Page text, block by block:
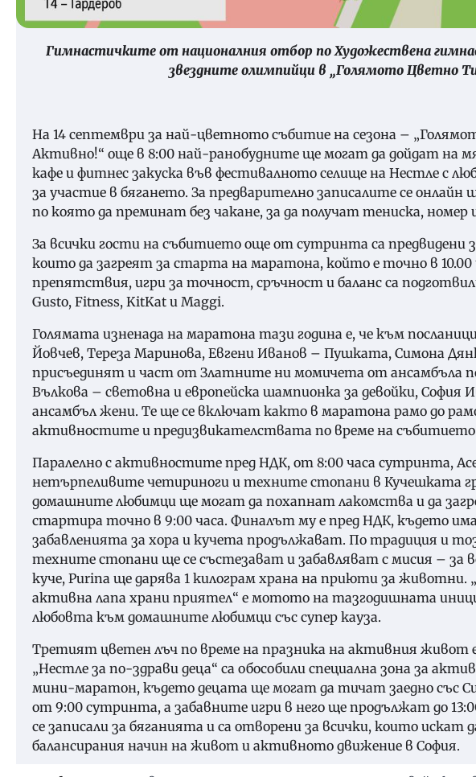
Гимнастичките от националния отбор по Художествена
звездните олимпийци в „Голямото Цветно
На 14 септември за най-цветното събитие на сезона –
Активно!“ още в 8:00 най-ранобудните ще могат да дойдат на
кафе и фитнес закуска във фестивалното селище на Нестле с
за участие в бягането. За предварително записалите се онлайн
по която да преминат без чакане, за да получат тениска, номер
За всички гости на събитието още от сутринта са предвидени
които да загреят за старта на маратона, който е точно в 10.00
препятствия, игри за точност, сръчност и баланс са подготвили
Gusto, Fitness, KitKat и Maggi.
Голямата изненада на маратона тази година е, че към
Йовчев, Тереза Маринова, Евгени Иванов – Пушката, Симона
присъединят и част от Златните ни момичета от ансамбъла
Вълкова – световна и европейска шампионка за девойки,
ансамбъл жени. Те ще се включат както в маратона рамо до
активностите и предизвикателствата по време на
Паралелно с активностите пред НДК, от 8:00 часа сутринта,
нетърпеливите четириноги и техните стопани в Кучешката
домашните любимци ще могат да похапнат лакомства и да
стартира точно в 9:00 часа. Финалът му е пред НДК, където
забавленията за хора и кучета продължават. По традиция и
техните стопани ще се състезават и забавляват с мисия – за
куче, Purina ще дарява 1 килограм храна на приюти за животни.
активна лапа храни приятел“ е мотото на тазгодишната
любовта към домашните любимци със супер кауза.
Третият цветен лъч по време на празника на активния живот
„Нестле за по-здрави деца“ са обособили специална зона за
мини-маратон, където децата ще могат да тичат заедно със
от 9:00 сутринта, а забавните игри в него ще продължат до
се записали за бяганията и са отворени за всички, които
балансирания начин на живот и активното движение в София.